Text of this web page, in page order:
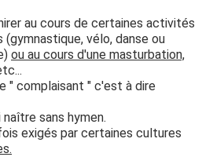
au cours de certaines activités
vélo, danse ou
ou au cours d'une masturbation,
" complaisant " c'est à dire
sans hymen.
exigés par certaines cultures